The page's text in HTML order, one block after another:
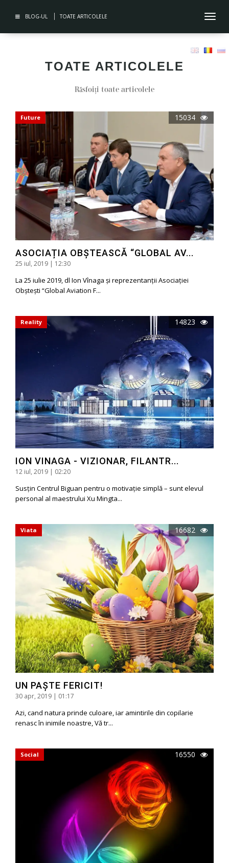
BLOG-UL TOATE ARTICOLELE
TOATE ARTICOLELE
Răsfoiți toate articolele
Future 15034
ASOCIAȚIA OBȘTEASCĂ “GLOBAL AV...
25 iul, 2019 | 12:30
La 25 iulie 2019, dl Ion Vînaga și reprezentanții Asociației
Obștești “Global Aviation F...
Reality 14823
ION VINAGA - VIZIONAR, FILANTR...
12 iul, 2019 | 02:20
Susțin Centrul Biguan pentru o motivație simplă – sunt elevul
personal al maestrului Xu Mingta...
Viata 16682
UN PAŞTE FERICIT!
30 apr, 2019 | 01:17
Azi, cand natura prinde culoare, iar amintirile din copilarie
renasc în inimile noastre, Vă tr...
Social 16550